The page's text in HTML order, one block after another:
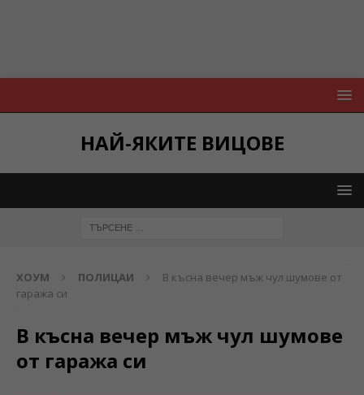
НАЙ-ЯКИТЕ ВИЦОВЕ
ХОУМ ПОЛИЦАИ
В късна вечер мъж чул шумове от
гаража си
В късна вечер мъж чул шумове
от гаража си